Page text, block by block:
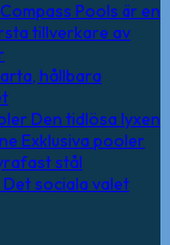
Compass Pools är en
tillverkare av
hållbara
Den tidlösa lyxen
Exklusiva pooler
stål
Det sociala valet